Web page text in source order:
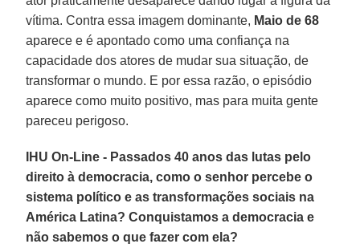
vítima. Contra essa imagem dominante, Maio de 68
aparece e é apontado como uma confiança na
capacidade dos atores de mudar sua situação, de
transformar o mundo. E por essa razão, o episódio
aparece como muito positivo, mas para muita gente
pareceu perigoso.
IHU On-Line - Passados 40 anos das lutas pelo
direito à democracia, como o senhor percebe o
sistema político e as transformações sociais na
América Latina? Conquistamos a democracia e
não sabemos o que fazer com ela?